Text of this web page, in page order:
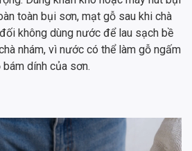
toàn bụi sơn, mạt gỗ sau khi chà
không dùng nước để lau sạch bề
nhám, vì nước có thể làm gỗ ngấm
dính của sơn.